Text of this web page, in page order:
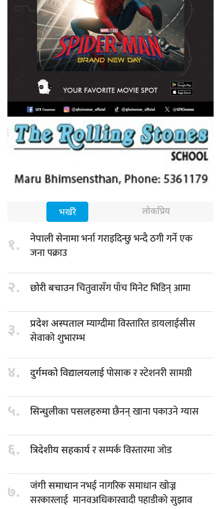
भर्खरै लोकप्रिय
१. नेपाली सेनामाभर्ना गराइदिन्छु भन्दै ठगी गर्ने एक
जना पक्राउ
२. छोरी बचाउनचितुवासँग पाँच मिनेट भिडिन् आमा
३. प्रदेश अस्पतालम्याग्दीमा विस्तारित डायलाईसीस
सेवाको शुभारम्भ
४. दुर्गमको विद्यालयलाईपोसाक र स्टेशनरी सामग्री
५. सिन्धुलीका पसलहरुमाछैनन् खाना पकाउने ग्यास
६. त्रिदेशीय सहकार्यर सम्पर्क विस्तारमा जोड
७. जंगी समाधाननभई नागरिक समाधान खोज्न
सरकारलाई मानवअधिकारवादी पहाडीको सुझाव